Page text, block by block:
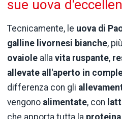
sue uova
Tecnicamente, le uova di
galline livornesi bianche,
ovaiole alla vita ruspante,
allevate all'aperto in
differenza con gli
vengono alimentate, con
che apporta tutta la